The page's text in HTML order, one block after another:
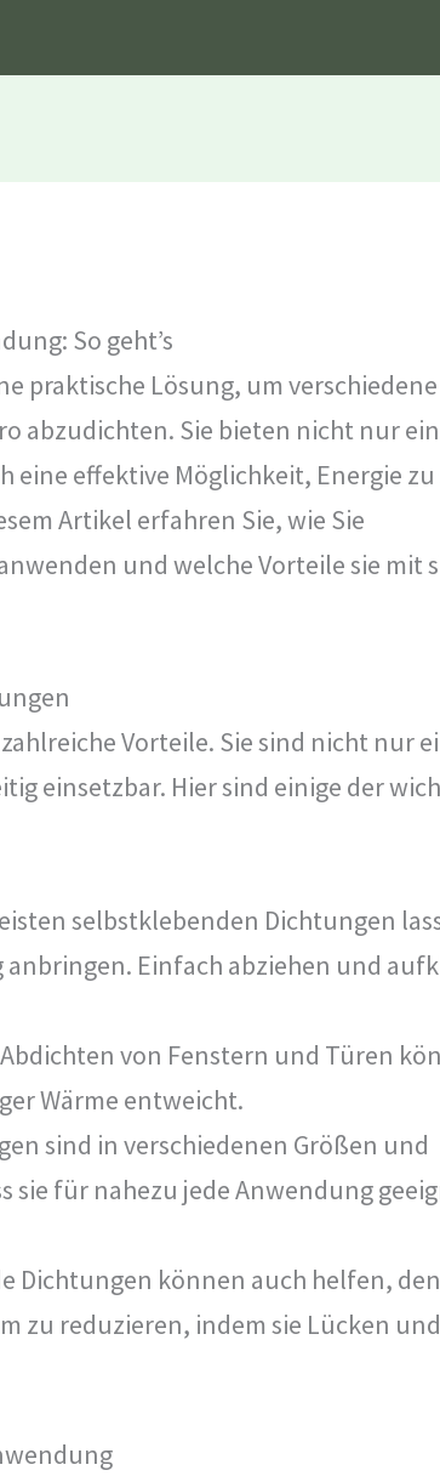
So geht’s
praktische Lösung, um verschiedene
abzudichten. Sie bieten nicht nur
effektive Möglichkeit, Energie zu
Artikel erfahren Sie, wie Sie
und welche Vorteile sie mit
Vorteile. Sie sind nicht nur
einsetzbar. Hier sind einige der
selbstklebenden Dichtungen
anbringen. Einfach abziehen und
von Fenstern und Türen
Wärme entweicht.
sind in verschiedenen Größen und
sie für nahezu jede Anwendung
Dichtungen können auch helfen, den
zu reduzieren, indem sie Lücken